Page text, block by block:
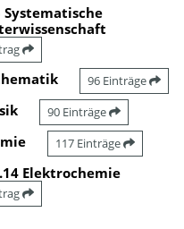
Systematische
96 Einträge
90 Einträge
117 Einträge
Elektrochemie